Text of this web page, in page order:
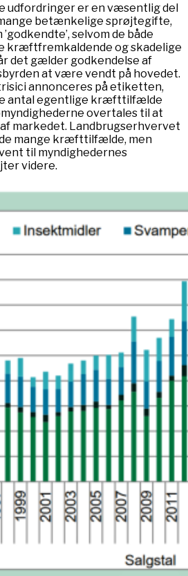
udfordringer er en væsentlig del
betænkelige sprøjtegifte,
selvom de både
kræftfremkaldende og skadelige
det gælder godkendelse af
at være vendt på hovedet.
annonceres på etiketten,
antal egentlige kræfttilfælde
overtales til at
markedet. Landbrugserhvervet
mange kræfttilfælde, men
til myndighedernes
videre.